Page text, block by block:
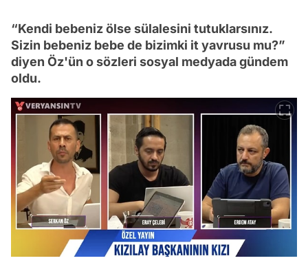
“Kendi bebeniz ölse sülalesini tutuklarsınız.
Sizin bebeniz bebe de bizimki it yavrusu mu?”
diyen Öz'ün o sözleri sosyal medyada gündem
oldu.